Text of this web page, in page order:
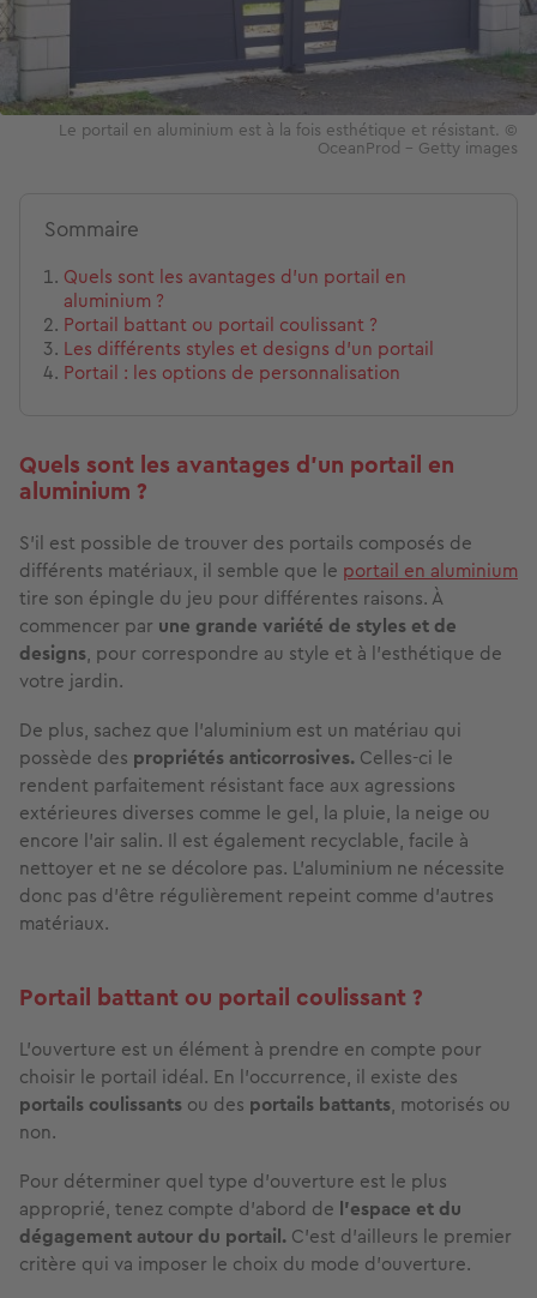
Le portail en aluminium est à la fois esthétique et résistant. ©
OceanProd - Getty images
Sommaire
Quels sont les avantages d’un portail en
aluminium ?
Portail battant ou portail coulissant ?
Les différents styles et designs d’un portail
Portail : les options de personnalisation
Quels sont les avantages d’un portail en
aluminium ?
S’il est possible de trouver des portails composés de
différents matériaux, il semble que le portail en aluminium
tire son épingle du jeu pour différentes raisons. À
commencer par une grande variété de styles et de
designs, pour correspondre au style et à l’esthétique de
votre jardin.
De plus, sachez que l’aluminium est un matériau qui
possède des propriétés anticorrosives. Celles-ci le
rendent parfaitement résistant face aux agressions
extérieures diverses comme le gel, la pluie, la neige ou
encore l’air salin. Il est également recyclable, facile à
nettoyer et ne se décolore pas. L'aluminium ne nécessite
donc pas d'être régulièrement repeint comme d’autres
matériaux.
Portail battant ou portail coulissant ?
L’ouverture est un élément à prendre en compte pour
choisir le portail idéal. En l’occurrence, il existe des
portails coulissants ou des portails battants, motorisés ou
non.
Pour déterminer quel type d’ouverture est le plus
approprié, tenez compte d’abord de l’espace et du
dégagement autour du portail. C’est d’ailleurs le premier
critère qui va imposer le choix du mode d’ouverture.